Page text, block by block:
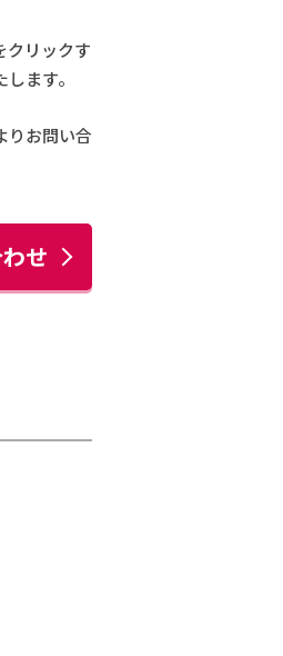
クリックす
ます。
りお問い合
せ